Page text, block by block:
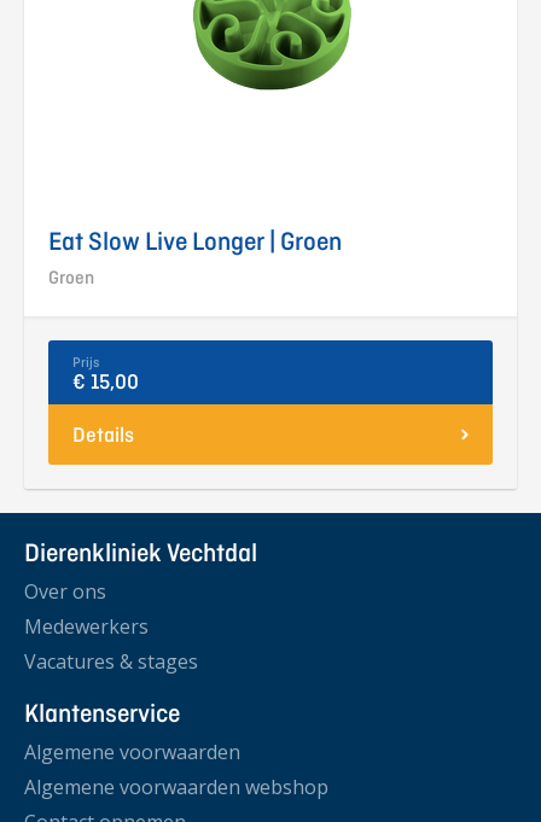
Eat Slow Live Longer | Groen
Groen
Prijs
€ 15,00
Details
Dierenkliniek Vechtdal
Over ons
Medewerkers
Vacatures & stages
Klantenservice
Algemene voorwaarden
Algemene voorwaarden webshop